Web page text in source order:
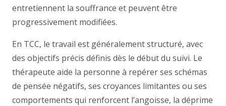
entretiennent la souffrance et peuvent être
progressivement modifiées.
En TCC, le travail est généralement structuré, avec
des objectifs précis définis dès le début du suivi. Le
thérapeute aide la personne à repérer ses schémas
de pensée négatifs, ses croyances limitantes ou ses
comportements qui renforcent l’angoisse, la déprime